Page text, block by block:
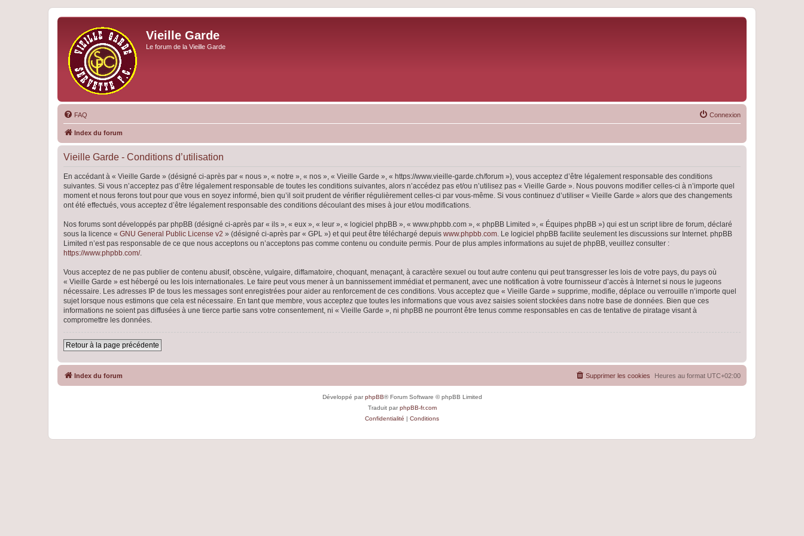
Vieille Garde
Le forum de la Vieille Garde
FAQ Connexion
Index du forum
Vieille Garde - Conditions d’utilisation
En accédant à « Vieille Garde » (désigné ci-après par « nous », « notre », « nos », « Vieille Garde », « https://www.vieille-garde.ch/forum »), vous acceptez d’être légalement responsable des conditions
suivantes. Si vous n’acceptez pas d’être légalement responsable de toutes les conditions suivantes, alors n’accédez pas et/ou n’utilisez pas « Vieille Garde ». Nous pouvons modifier celles-ci à n’importe quel
moment et nous ferons tout pour que vous en soyez informé, bien qu’il soit prudent de vérifier régulièrement celles-ci par vous-même. Si vous continuez d’utiliser « Vieille Garde » alors que des changements
ont été effectués, vous acceptez d’être légalement responsable des conditions découlant des mises à jour et/ou modifications.
Nos forums sont développés par phpBB (désigné ci-après par « ils », « eux », « leur », « logiciel phpBB », « www.phpbb.com », « phpBB Limited », « Équipes phpBB ») qui est un script libre de forum, déclaré
sous la licence « GNU General Public License v2 » (désigné ci-après par « GPL ») et qui peut être téléchargé depuis www.phpbb.com. Le logiciel phpBB facilite seulement les discussions sur Internet. phpBB
Limited n’est pas responsable de ce que nous acceptons ou n’acceptons pas comme contenu ou conduite permis. Pour de plus amples informations au sujet de phpBB, veuillez consulter :
https://www.phpbb.com/.
Vous acceptez de ne pas publier de contenu abusif, obscène, vulgaire, diffamatoire, choquant, menaçant, à caractère sexuel ou tout autre contenu qui peut transgresser les lois de votre pays, du pays où
« Vieille Garde » est hébergé ou les lois internationales. Le faire peut vous mener à un bannissement immédiat et permanent, avec une notification à votre fournisseur d’accès à Internet si nous le jugeons
nécessaire. Les adresses IP de tous les messages sont enregistrées pour aider au renforcement de ces conditions. Vous acceptez que « Vieille Garde » supprime, modifie, déplace ou verrouille n’importe quel
sujet lorsque nous estimons que cela est nécessaire. En tant que membre, vous acceptez que toutes les informations que vous avez saisies soient stockées dans notre base de données. Bien que ces
informations ne soient pas diffusées à une tierce partie sans votre consentement, ni « Vieille Garde », ni phpBB ne pourront être tenus comme responsables en cas de tentative de piratage visant à
compromettre les données.
Retour à la page précédente
Index du forum Heures au format UTC+02:00
Supprimer les cookies
Développé parphpBB® Forum Software © phpBB Limited
Traduit parphpBB-fr.com
Confidentialité | Conditions